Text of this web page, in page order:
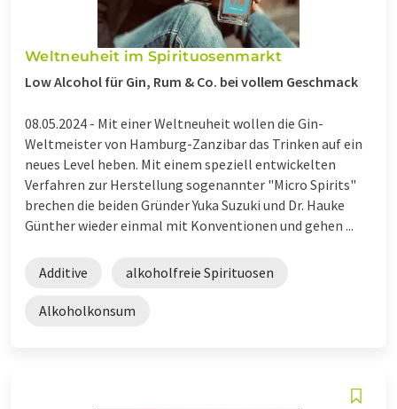
Weltneuheit im Spirituosenmarkt
Low Alcohol für Gin, Rum & Co. bei vollem Geschmack
08.05.2024 - Mit einer Weltneuheit wollen die Gin-
Weltmeister von Hamburg-Zanzibar das Trinken auf ein
neues Level heben. Mit einem speziell entwickelten
Verfahren zur Herstellung sogenannter "Micro Spirits"
brechen die beiden Gründer Yuka Suzuki und Dr. Hauke
Günther wieder einmal mit Konventionen und gehen ...
Additive alkoholfreie Spirituosen
Alkoholkonsum